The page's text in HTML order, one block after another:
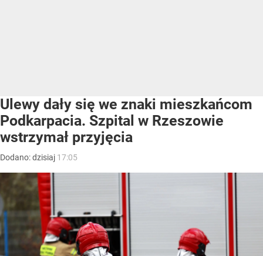
Ulewy dały się we znaki mieszkańcom
Podkarpacia. Szpital w Rzeszowie
wstrzymał przyjęcia
Dodano:dzisiaj 17:05